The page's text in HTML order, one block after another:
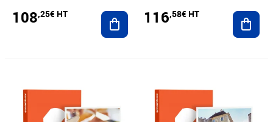
108,25€ HT Ajouter au panier
116,58€ HT